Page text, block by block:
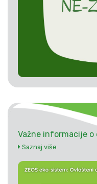
Važne informacije
Saznaj više